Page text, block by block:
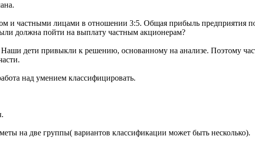
и частными лицами в отношении 3:5. Общая прибыль предприятия
должна пойти на выплату частным акционерам?
дети привыкли к решению, основанному на анализе. Поэтому
над умением классифицировать.
на две группы( вариантов классификации может быть несколько).